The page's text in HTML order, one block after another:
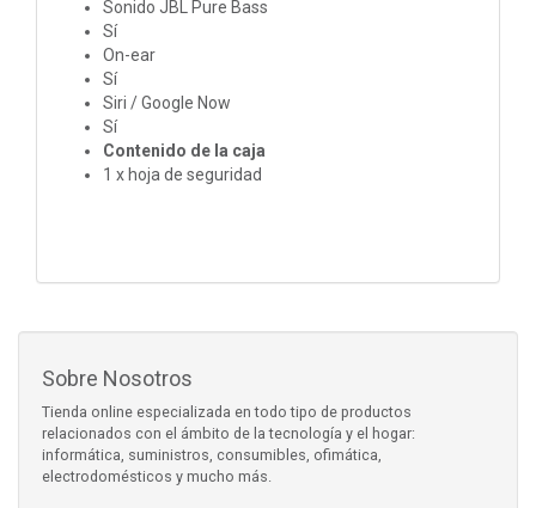
Sonido JBL Pure Bass
Sí
On-ear
Sí
Siri / Google Now
Sí
Contenido de la caja
1 x hoja de seguridad
Sobre Nosotros
Tienda online especializada en todo tipo de productos
relacionados con el ámbito de la tecnología y el hogar:
informática, suministros, consumibles, ofimática,
electrodomésticos y mucho más.